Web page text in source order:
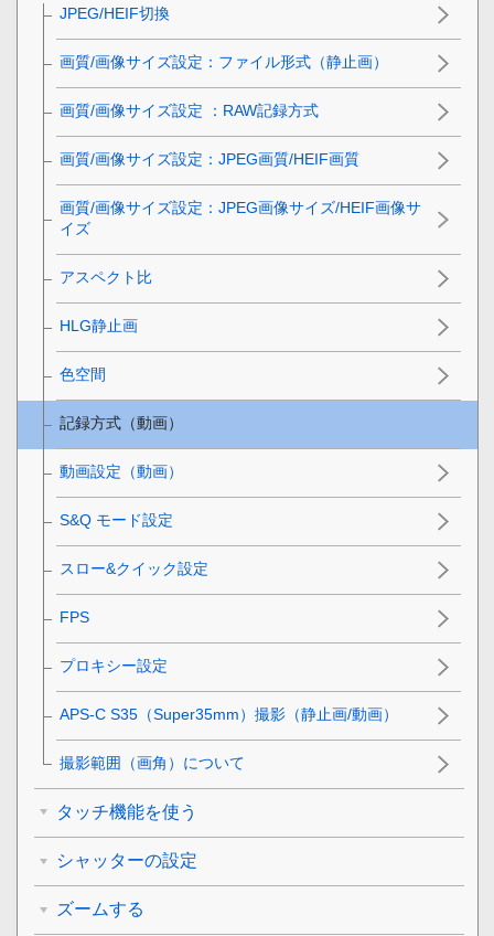
JPEG/HEIF切換
画質/画像サイズ設定 ： ファイル形式 （静止画）
画質/画像サイズ設定 ： RAW記録方式
画質/画像サイズ設定 ： JPEG画質/HEIF画質
画質/画像サイズ設定 ： JPEG画像サイズ/HEIF画像サ
イズ
アスペクト比
HLG静止画
色空間
記録方式（動画）
動画設定 （動画）
S&Q モード設定
スロー&クイック設定
FPS
プロキシー設定
APS-C S35（Super35mm）撮影（静止画/動画）
撮影範囲（画角）について
タッチ機能を使う
シャッターの設定
ズームする